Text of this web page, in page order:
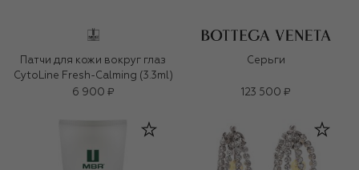
Патчи для кожи вокруг глаз
CytoLine Fresh-Calming (3.3ml)
6 900 ₽
Серьги
123 500 ₽